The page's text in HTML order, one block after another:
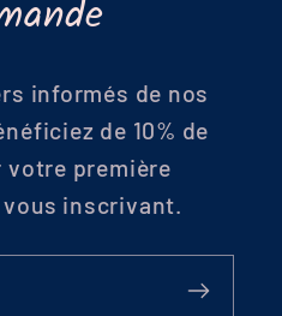
informés de nos
de 10% de
première
vous inscrivant.